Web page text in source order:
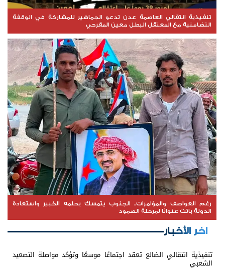
تنفيذية انتقالي العاصمة عدن تدعو الجماهير للمشاركة في الوقفة
التضامنية مع المعتقل البطل معين المقرحي
رغم العواصف والمؤامرات.. الجنوب يتمسك بحلمه الكبير واستعادة
الدولة باتت عنوانًا لمرحلة الصمود
اخر الأخبار
تنفيذية انتقالي الضالع تعقد اجتماعًا موسعًا وتؤكد مواصلة التصعيد
الشعبي